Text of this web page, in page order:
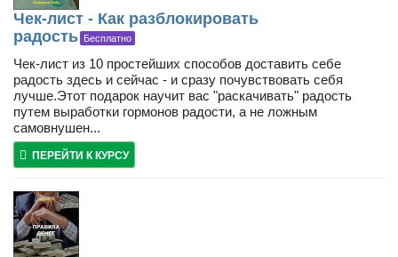
Чек-лист - Как разблокировать
радость Бесплатно
Чек-лист из 10 простейших способов доставить себе
радость здесь и сейчас - и сразу почувствовать себя
лучше.Этот подарок научит вас "раскачивать" радость
путем выработки гормонов радости, а не ложным
самовнушен...
ПЕРЕЙТИ К КУРСУ